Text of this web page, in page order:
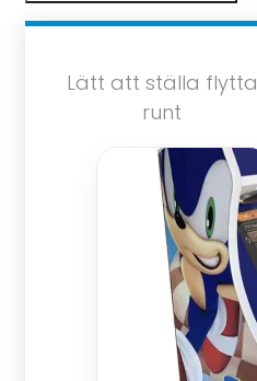
Lätt att ställa flytta
runt